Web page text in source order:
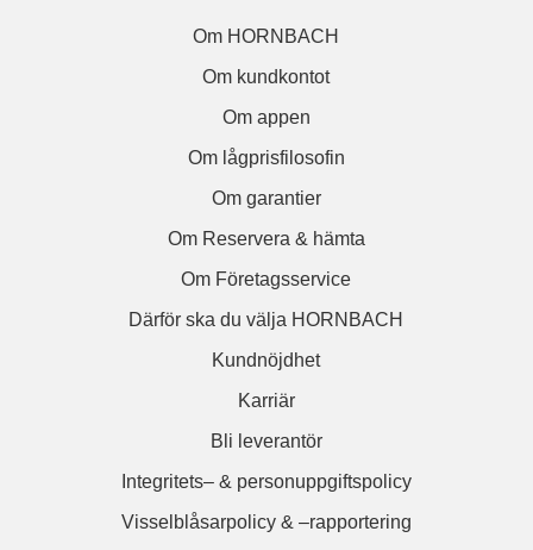
Om HORNBACH
Om kundkontot
Om appen
Om lågprisfilosofin
Om garantier
Om Reservera & hämta
Om Företagsservice
Därför ska du välja HORNBACH
Kundnöjdhet
Karriär
Bli leverantör
Integritets– & personuppgiftspolicy
Visselblåsarpolicy & –rapportering